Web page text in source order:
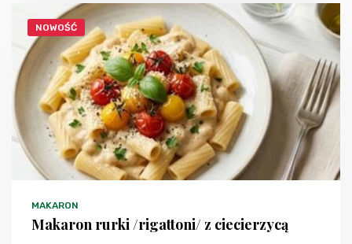
NOWOŚĆ
MAKARON
Makaron rurki /rigattoni/ z ciecierzycą